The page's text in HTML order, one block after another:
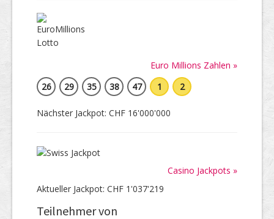
Euro Millions Zahlen »
26
29 35 38 47 1 2
Nächster Jackpot: CHF 16'000'000
Casino Jackpots »
Aktueller Jackpot: CHF 1'037'219
Teilnehmer von